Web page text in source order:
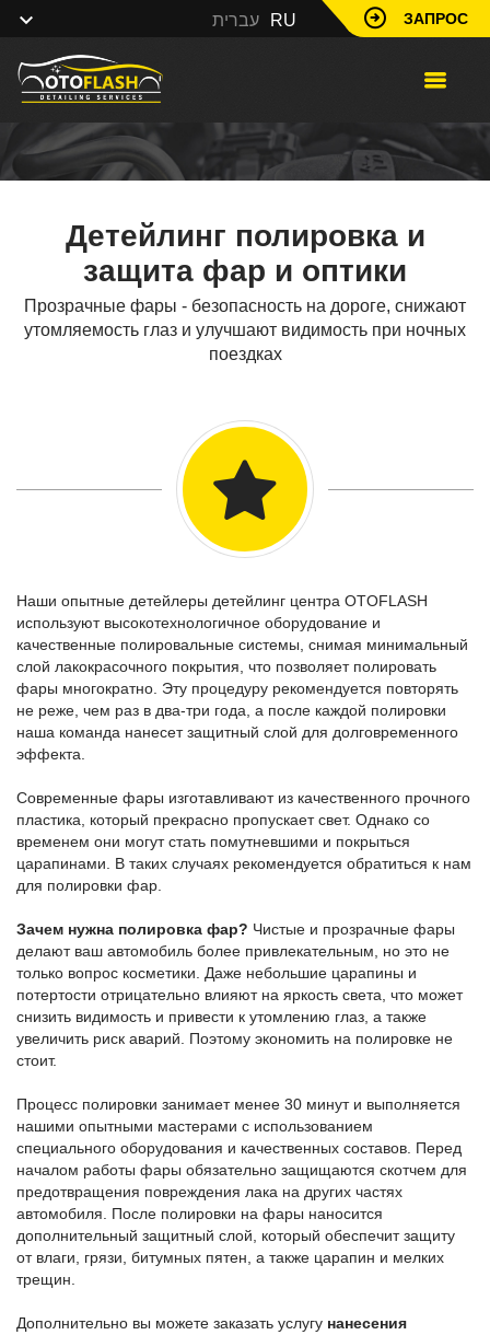
עברית RU ЗАПРОС
Детейлинг полировка и
защита фар и оптики
Прозрачные фары - безопасность на дороге, снижают
утомляемость глаз и улучшают видимость при ночных
поездках
Наши опытные детейлеры детейлинг центра OTOFLASH
используют высокотехнологичное оборудование и
качественные полировальные системы, снимая минимальный
слой лакокрасочного покрытия, что позволяет полировать
фары многократно. Эту процедуру рекомендуется повторять
не реже, чем раз в два-три года, а после каждой полировки
наша команда нанесет защитный слой для долговременного
эффекта.
Современные фары изготавливают из качественного прочного
пластика, который прекрасно пропускает свет. Однако со
временем они могут стать помутневшими и покрыться
царапинами. В таких случаях рекомендуется обратиться к нам
для полировки фар.
Зачем нужна полировка фар? Чистые и прозрачные фары
делают ваш автомобиль более привлекательным, но это не
только вопрос косметики. Даже небольшие царапины и
потертости отрицательно влияют на яркость света, что может
снизить видимость и привести к утомлению глаз, а также
увеличить риск аварий. Поэтому экономить на полировке не
стоит.
Процесс полировки занимает менее 30 минут и выполняется
нашими опытными мастерами с использованием
специального оборудования и качественных составов. Перед
началом работы фары обязательно защищаются скотчем для
предотвращения повреждения лака на других частях
автомобиля. После полировки на фары наносится
дополнительный защитный слой, который обеспечит защиту
от влаги, грязи, битумных пятен, а также царапин и мелких
трещин.
Дополнительно вы можете заказать услугу нанесения